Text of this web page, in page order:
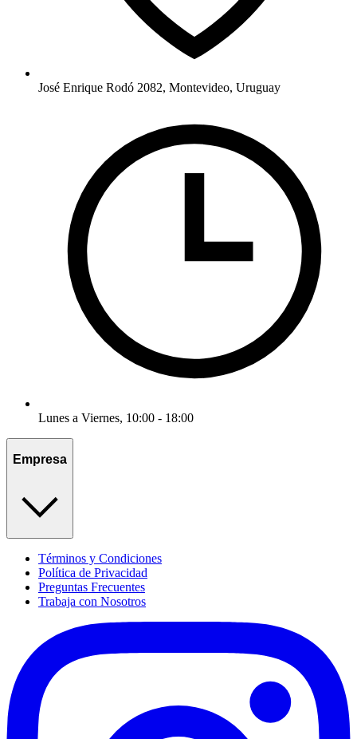
José Enrique Rodó 2082, Montevideo, Uruguay
Lunes a Viernes, 10:00 - 18:00
Empresa
Términos y Condiciones
Política de Privacidad
Preguntas Frecuentes
Trabaja con Nosotros